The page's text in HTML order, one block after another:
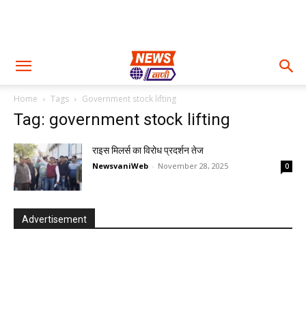
Home Tags Government stock lifting
Tag: government stock lifting
राइस मिलर्स का विरोध प्रदर्शन तेज
NewsvaniWeb - November 28, 2025 0
Advertisement